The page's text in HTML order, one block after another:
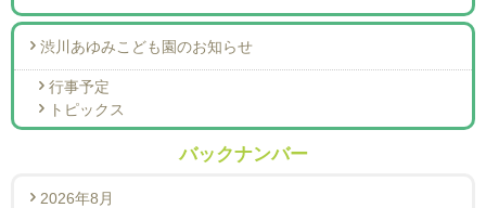
渋川あゆみこども園のお知らせ
行事予定
トピックス
バックナンバー
2026年8月